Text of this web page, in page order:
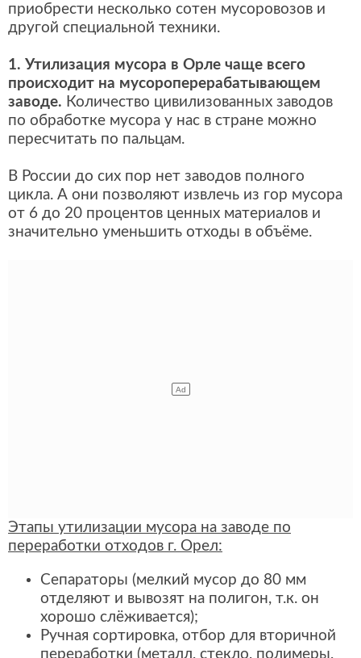
приобрести несколько сотен мусоровозов и
другой специальной техники.
1. Утилизация мусора в Орле чаще всего
происходит на мусороперерабатывающем
заводе. Количество цивилизованных заводов
по обработке мусора у нас в стране можно
пересчитать по пальцам.
В России до сих пор нет заводов полного
цикла. А они позволяют извлечь из гор мусора
от 6 до 20 процентов ценных материалов и
значительно уменьшить отходы в объёме.
Этапы утилизации мусора на заводе по
переработки отходов г. Орел:
Сепараторы (мелкий мусор до 80 мм
отделяют и вывозят на полигон, т.к. он
хорошо слёживается);
Ручная сортировка, отбор для вторичной
переработки (металл, стекло, полимеры,